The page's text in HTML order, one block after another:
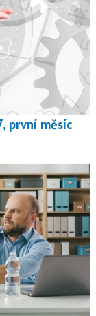
první měsíc